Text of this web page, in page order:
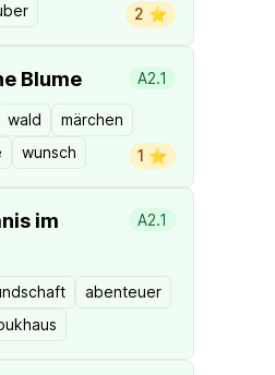
2 ⭐️
Blume A2.1
wald
märchen
wunsch 1 ⭐️
im
A2.1
abenteuer